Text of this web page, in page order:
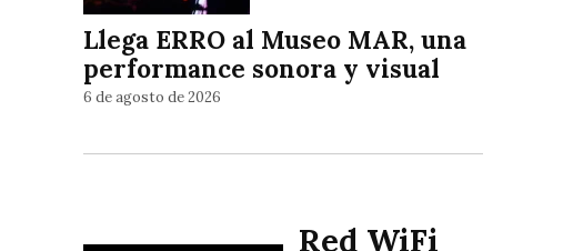
Llega ERRO al Museo MAR, una
performance sonora y visual
6 de agosto de 2026
Red WiFi